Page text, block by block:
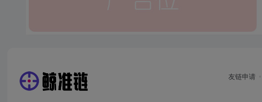
友链申请